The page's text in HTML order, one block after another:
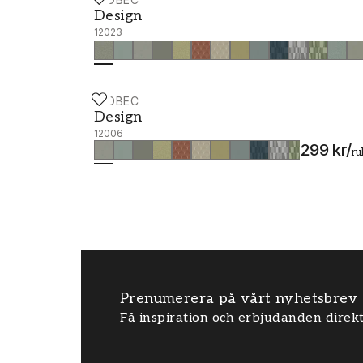
Design
12023
MIDBEC
Design
12006
299 kr/
Design - 12006
Prenumerera på vårt nyhetsbrev
Få inspiration och erbjudanden